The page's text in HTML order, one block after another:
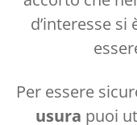
d’interesse
Per essere
usura puoi